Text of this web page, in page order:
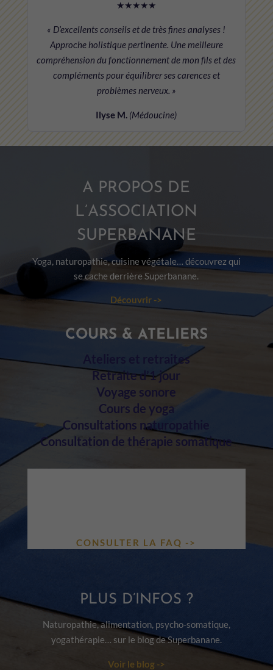
★★★★★
« D’excellents conseils et de très fines analyses !
Approche holistique pertinente. Une meilleure
compréhension du fonctionnement de mon fils et des
compléments pour équilibrer ses carences et
problèmes nerveux. »
Ilyse M. (Médoucine)
A PROPOS DE
L’ASSOCIATION
SUPERBANANE
Yoga, naturopathie, cuisine végétale… découvrez qui
se cache derrière Superbanane.
Découvrir ->
COURS & ATELIERS
Ateliers et retraites
Retraite d’1 jour
Voyage sonore
Cours de yoga
Consultations naturopathie
Consultation de thérapie somatique
CONSULTER LA FAQ ->
PLUS D’INFOS ?
Naturopathie, alimentation, psycho-somatique,
yogathérapie… sur le blog de Superbanane.
Voir le blog ->